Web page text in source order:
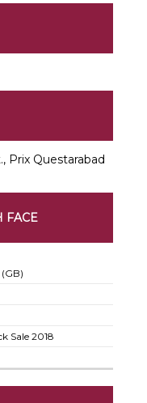
Prix Questarabad
FACE
Sale 2018